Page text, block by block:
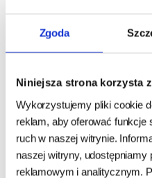
Zgoda
Niniejsza strona korzysta
Wykorzystujemy pliki cookie
reklam, aby oferować funkcje
ruch w naszej witrynie.
naszej witryny, udostępniamy
reklamowym i analitycznym.
skutecznie
dostępny w wielu
Dawkowanie:1
Hepatiale Forte Large Breed
działanie